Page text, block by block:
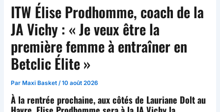
ITW Élise Prodhomme, coach de la
JA Vichy : « Je veux être la
première femme à entraîner en
Betclic Élite »
ParMaxi Basket/10 août 2026
À la rentrée prochaine, aux côtés de Lauriane Dolt au